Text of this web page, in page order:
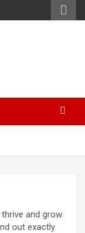
and grow.
out exactly